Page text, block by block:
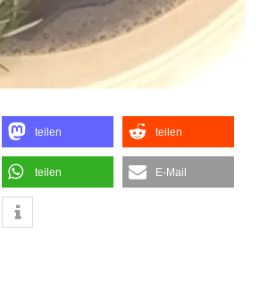
teilen teilen
teilen E-Mail